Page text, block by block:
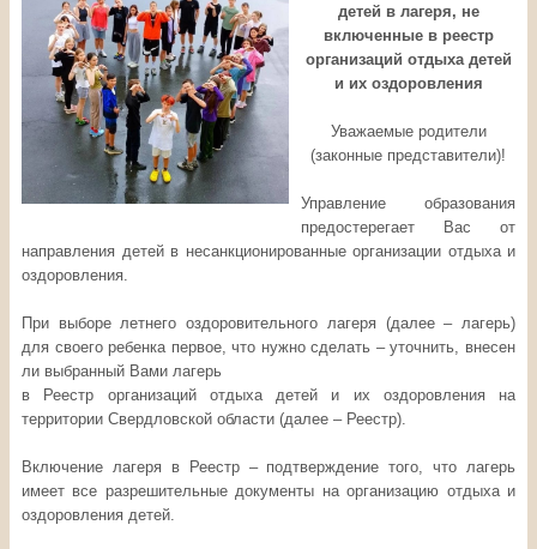
детей в лагеря, не
включенные в реестр
организаций отдыха детей
и их оздоровления
Уважаемые родители
(законные представители)!
Управление образования
предостерегает Вас от
направления детей в несанкционированные организации отдыха и
оздоровления.
При выборе летнего оздоровительного лагеря (далее – лагерь)
для своего ребенка первое, что нужно сделать – уточнить, внесен
ли выбранный Вами лагерь
в Реестр организаций отдыха детей и их оздоровления на
территории Свердловской области (далее – Реестр).
Включение лагеря в Реестр – подтверждение того, что лагерь
имеет все разрешительные документы на организацию отдыха и
оздоровления детей.